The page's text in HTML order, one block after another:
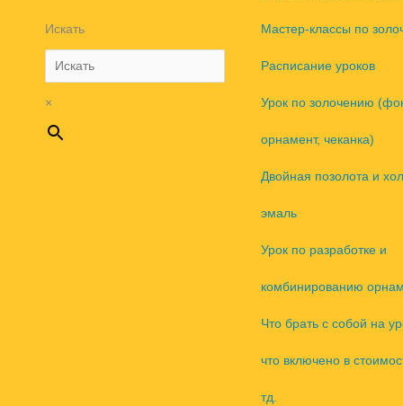
Искать
×
Мастер-классы по
Расписание уроков
Урок по золочению
орнамент, чеканка)
Двойная позолота и
эмаль
Урок по разработке и
комбинированию
Что брать с собой на
что включено в
тд.